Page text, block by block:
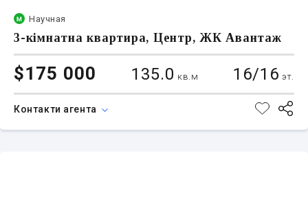
Научная
3-кімнатна квартира, Центр, ЖК Авантаж
$175 000 135.0 кв.м 16/16 эт.
Контакти агента